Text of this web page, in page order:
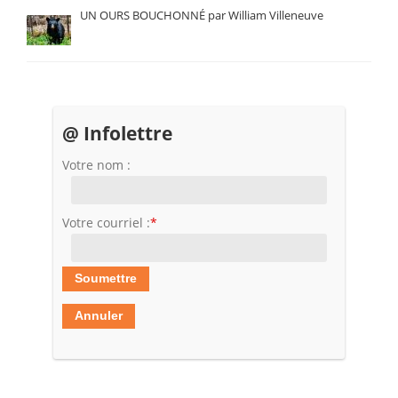
UN OURS BOUCHONNÉ par William Villeneuve
@ Infolettre
Votre nom :
Votre courriel :*